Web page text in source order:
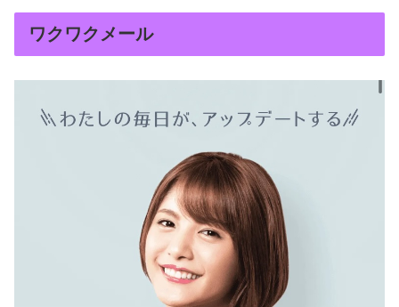
ワクワクメール